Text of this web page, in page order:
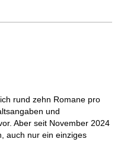
rund zehn Romane pro
und
Aber seit November 2024
auch nur ein einziges